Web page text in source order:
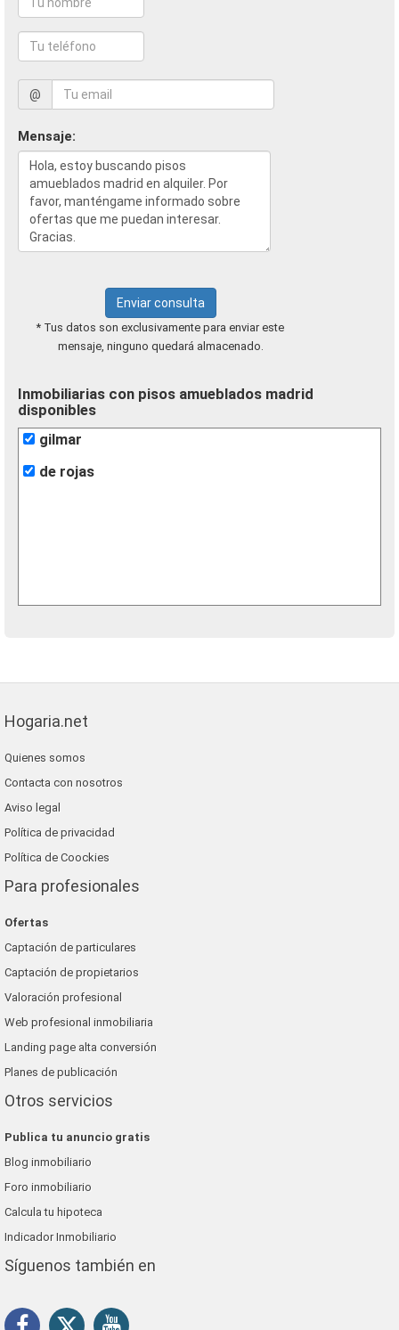
@
Mensaje:
Enviar consulta
* Tus datos son exclusivamente para enviar este
mensaje, ninguno quedará almacenado.
Inmobiliarias con pisos amueblados madrid
disponibles
gilmar
de rojas
Hogaria.net
Quienes somos
Contacta con nosotros
Aviso legal
Política de privacidad
Política de Coockies
Para profesionales
Ofertas
Captación de particulares
Captación de propietarios
Valoración profesional
Web profesional inmobiliaria
Landing page alta conversión
Planes de publicación
Otros servicios
Publica tu anuncio gratis
Blog inmobiliario
Foro inmobiliario
Calcula tu hipoteca
Indicador Inmobiliario
Síguenos también en